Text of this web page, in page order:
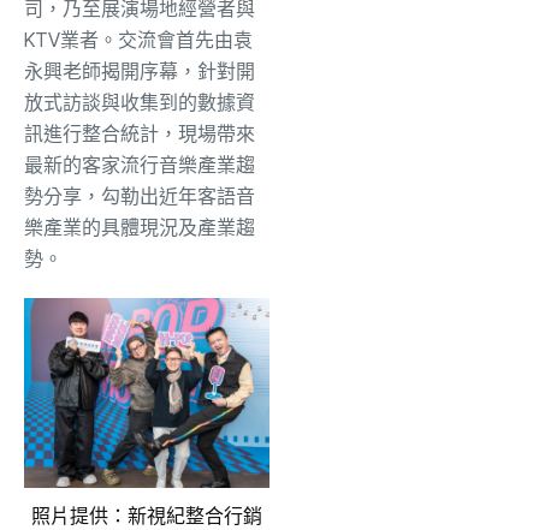
司，乃至展演場地經營者與
KTV業者。交流會首先由袁
永興老師揭開序幕，針對開
放式訪談與收集到的數據資
訊進行整合統計，現場帶來
最新的客家流行音樂產業趨
勢分享，勾勒出近年客語音
樂產業的具體現況及產業趨
勢。
照片提供：新視紀整合行銷